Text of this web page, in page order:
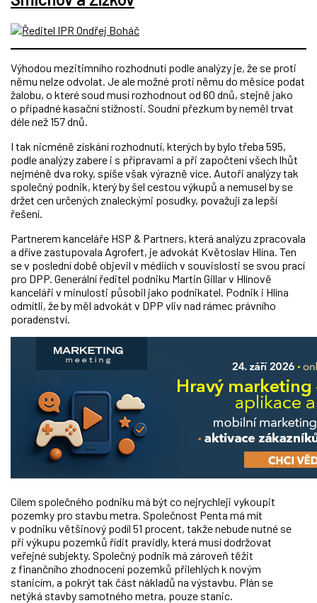
Výhodou mezitimního rozhodnutí podle analýzy je, že se proti
němu nelze odvolat. Je ale možné proti němu do měsíce podat
žalobu, o které soud musí rozhodnout od 60 dnů, stejně jako
o případné kasační stížnosti. Soudní přezkum by neměl trvat
déle než 157 dnů.
I tak nicméně získání rozhodnutí, kterých by bylo třeba 595,
podle analýzy zabere i s přípravami a při započtení všech lhůt
nejméně dva roky, spíše však výrazně více. Autoři analýzy tak
společný podnik, který by šel cestou výkupů a nemusel by se
držet cen určených znaleckými posudky, považují za lepší
řešení.
Partnerem kanceláře HSP & Partners, která analýzu zpracovala
a dříve zastupovala Agrofert, je advokát Květoslav Hlína. Ten
se v poslední době objevil v médiích v souvislosti se svou prací
pro DPP. Generální ředitel podniku Martin Gillar v Hlínově
kanceláři v minulosti působil jako podnikatel. Podnik i Hlína
odmítli, že by měl advokát v DPP vliv nad rámec právního
poradenství.
Cílem společného podniku má být co nejrychleji vykoupit
pozemky pro stavbu metra. Společnost Penta má mít
v podniku většinový podíl 51 procent, takže nebude nutné se
při výkupu pozemků řídit pravidly, která musí dodržovat
veřejné subjekty. Společný podnik má zároveň těžit
z finančního zhodnocení pozemků přilehlých k novým
stanicím, a pokrýt tak část nákladů na výstavbu. Plán se
netýká stavby samotného metra, pouze stanic.